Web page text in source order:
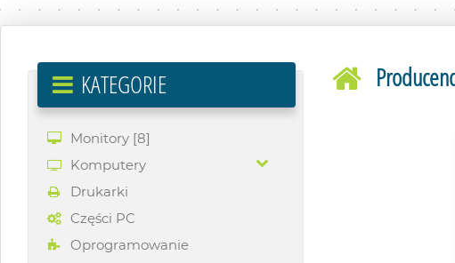
KATEGORIE
Monitory [8]
Komputery
Drukarki
Części PC
Oprogramowanie